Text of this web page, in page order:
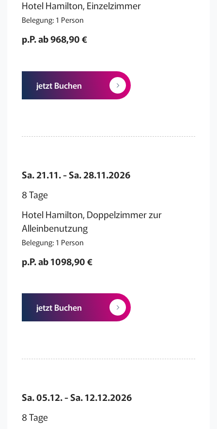
Hotel Hamilton, Einzelzimmer
Belegung: 1 Person
p.P. ab 968,90 €
jetzt Buchen
Sa. 21.11. - Sa. 28.11.2026
8 Tage
Hotel Hamilton, Doppelzimmer zur
Alleinbenutzung
Belegung: 1 Person
p.P. ab 1098,90 €
jetzt Buchen
Sa. 05.12. - Sa. 12.12.2026
8 Tage